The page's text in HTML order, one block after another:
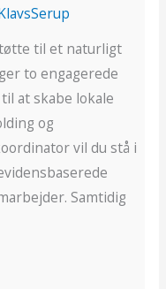
til et naturligt
to engagerede
at skabe lokale
og
vil du stå i
Samtidig